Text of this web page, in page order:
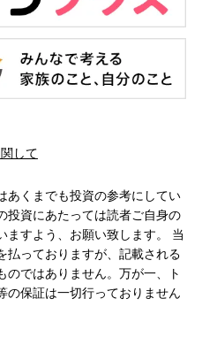
して
あくまでも投資の参考にしてい
投資にあたっては読者ご自身の
ますよう、お願い致します。 当
払っておりますが、記載される
のではありません。万が一、ト
の保証は一切行っておりません